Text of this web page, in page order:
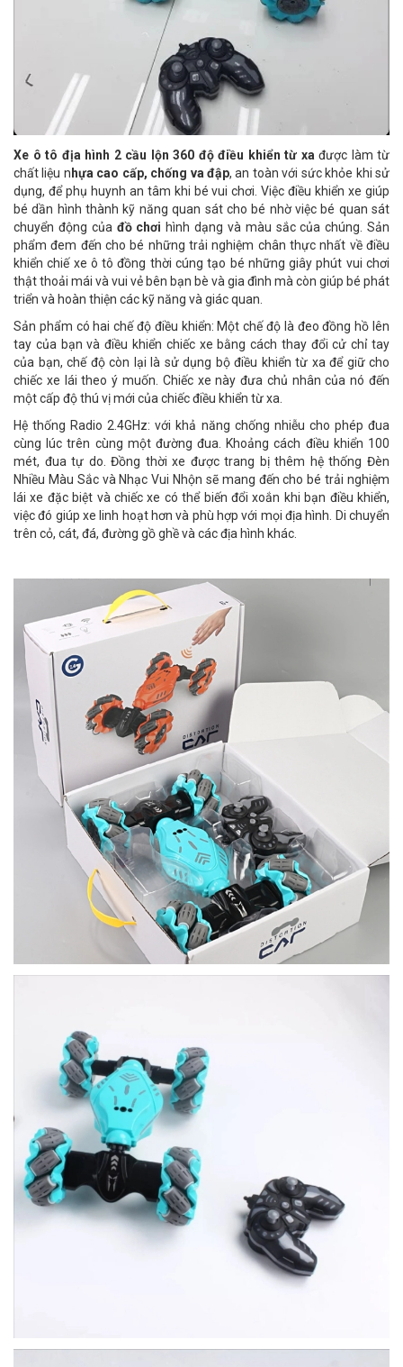
Xe ô tô địa hình 2 cầu lộn 360 độ điều khiển từ xa được làm từ
chất liệu n hựa cao cấp, chống va đập, an toàn với sức khỏe khi sử
dụng, để phụ huynh an tâm khi bé vui chơi. Việc điều khiển xe giúp
bé dần hình thành kỹ năng quan sát cho bé nhờ việc bé quan sát
chuyển động của đồ chơi hình dạng và màu sắc của chúng. Sản
phẩm đem đến cho bé những trải nghiệm chân thực nhất về điều
khiển chiế xe ô tô đồng thời cúng tạo bé những giây phút vui chơi
thật thoải mái và vui vẻ bên bạn bè và gia đình mà còn giúp bé phát
triển và hoàn thiện các kỹ năng và giác quan.
Sản phẩm có hai chế độ điều khiển: Một chế độ là đeo đồng hồ lên
tay của bạn và điều khiển chiếc xe bằng cách thay đổi cử chỉ tay
của bạn, chế độ còn lại là sử dụng bộ điều khiển từ xa để giữ cho
chiếc xe lái theo ý muốn. Chiếc xe này đưa chủ nhân của nó đến
một cấp độ thú vị mới của chiếc điều khiển từ xa.
Hệ thống Radio 2.4GHz: với khả năng chống nhiễu cho phép đua
cùng lúc trên cùng một đường đua. Khoảng cách điều khiển 100
mét, đua tự do. Đồng thời xe được trang bị thêm hệ thống Đèn
Nhiều Màu Sắc và Nhạc Vui Nhộn sẽ mang đến cho bé trải nghiệm
lái xe đặc biệt và chiếc xe có thể biến đổi xoắn khi bạn điều khiển,
việc đó giúp xe linh hoạt hơn và phù hợp với mọi địa hình. Di chuyển
trên cỏ, cát, đá, đường gồ ghề và các địa hình khác.